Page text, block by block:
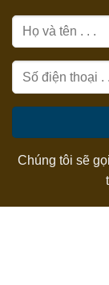
Chúng tôi sẽ